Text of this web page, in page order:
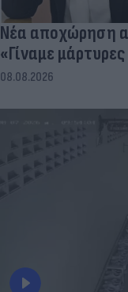
Νέα αποχώρηση
«Γίναμε
08.08.2026